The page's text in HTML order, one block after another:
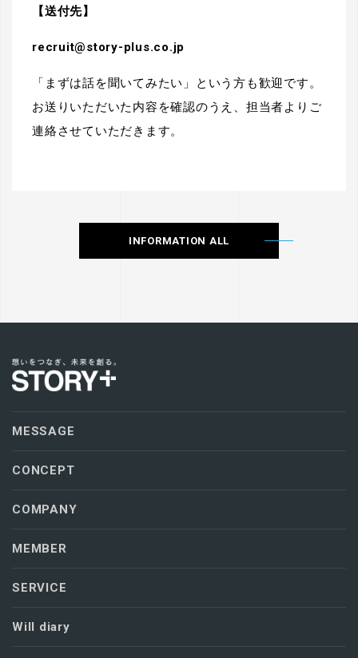
【送付先】
recruit@story-plus.co.jp
「まずは話を聞いてみたい」という方も歓迎です。
お送りいただいた内容を確認のうえ、担当者よりご
連絡させていただきます。
INFORMATION ALL
MESSAGE
CONCEPT
COMPANY
MEMBER
SERVICE
Will diary